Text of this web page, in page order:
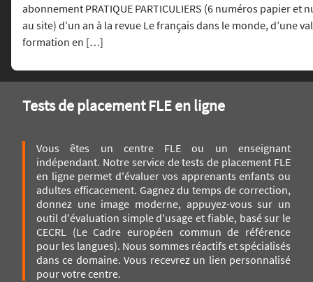
abonnement PRATIQUE PARTICULIERS (6 numéros papier et
au site) d’un an à la revue Le français dans le monde, d’une
formation en […]
Lire l'article
Tests de placement FLE en ligne
Vous êtes un centre FLE ou un enseignant
indépendant. Notre service de tests de placement FLE
en ligne permet d'évaluer vos apprenants enfants ou
adultes efficacement. Gagnez du temps de correction,
donnez une image moderne, appuyez-vous sur un
outil d'évaluation simple d'usage et fiable, basé sur le
CECRL (Le Cadre européen commun de référence
pour les langues). Nous sommes réactifs et spécialisés
dans ce domaine. Vous recevrez un lien personnalisé
pour votre centre.